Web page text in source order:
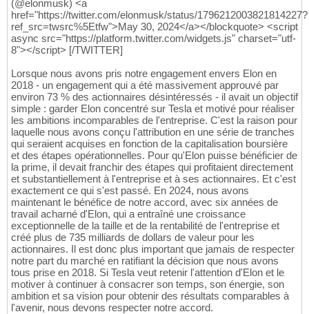
(@elonmusk) <a
href="https://twitter.com/elonmusk/status/1796212003821814227?
ref_src=twsrc%5Etfw">May 30, 2024</a></blockquote> <script
async src="https://platform.twitter.com/widgets.js" charset="utf-
8"></script> [/TWITTER]
Lorsque nous avons pris notre engagement envers Elon en
2018 - un engagement qui a été massivement approuvé par
environ 73 % des actionnaires désintéressés - il avait un objectif
simple : garder Elon concentré sur Tesla et motivé pour réaliser
les ambitions incomparables de l'entreprise. C'est la raison pour
laquelle nous avons conçu l'attribution en une série de tranches
qui seraient acquises en fonction de la capitalisation boursière
et des étapes opérationnelles. Pour qu'Elon puisse bénéficier de
la prime, il devait franchir des étapes qui profitaient directement
et substantiellement à l'entreprise et à ses actionnaires. Et c'est
exactement ce qui s'est passé. En 2024, nous avons
maintenant le bénéfice de notre accord, avec six années de
travail acharné d'Elon, qui a entraîné une croissance
exceptionnelle de la taille et de la rentabilité de l'entreprise et
créé plus de 735 milliards de dollars de valeur pour les
actionnaires. Il est donc plus important que jamais de respecter
notre part du marché en ratifiant la décision que nous avons
tous prise en 2018. Si Tesla veut retenir l'attention d'Elon et le
motiver à continuer à consacrer son temps, son énergie, son
ambition et sa vision pour obtenir des résultats comparables à
l'avenir, nous devons respecter notre accord.